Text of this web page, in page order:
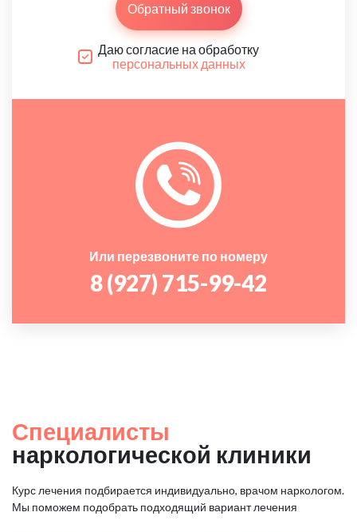
Обратный звонок
Даю согласие на обработку
персональных данных
Или перезвоните по номеру
8 (927) 715-99-42
Специалисты
наркологической клиники
Курс лечения подбирается индивидуально, врачом наркологом.
Мы поможем подобрать подходящий вариант лечения